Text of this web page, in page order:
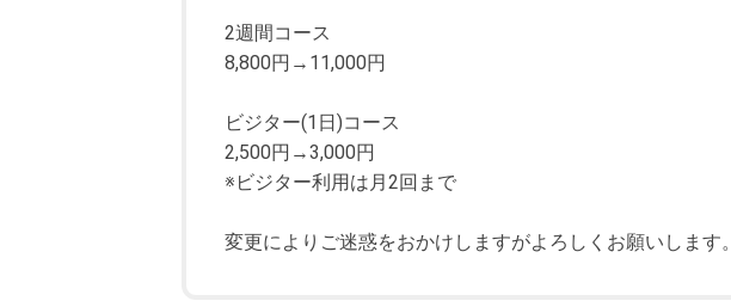
2週間コース
8,800円→11,000円
ビジター(1日)コース
2,500円→3,000円
※ビジター利用は月2回まで
変更によりご迷惑をおかけしますがよろしくお願いします。